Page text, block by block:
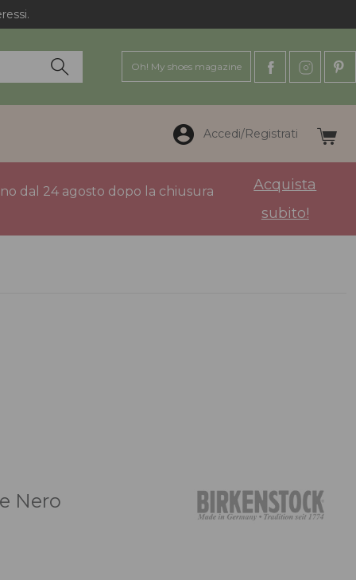
Oh! My shoes magazine
Accedi/Registrati
dal 24 agosto dopo la chiusura
Acquista
subito!
Nero